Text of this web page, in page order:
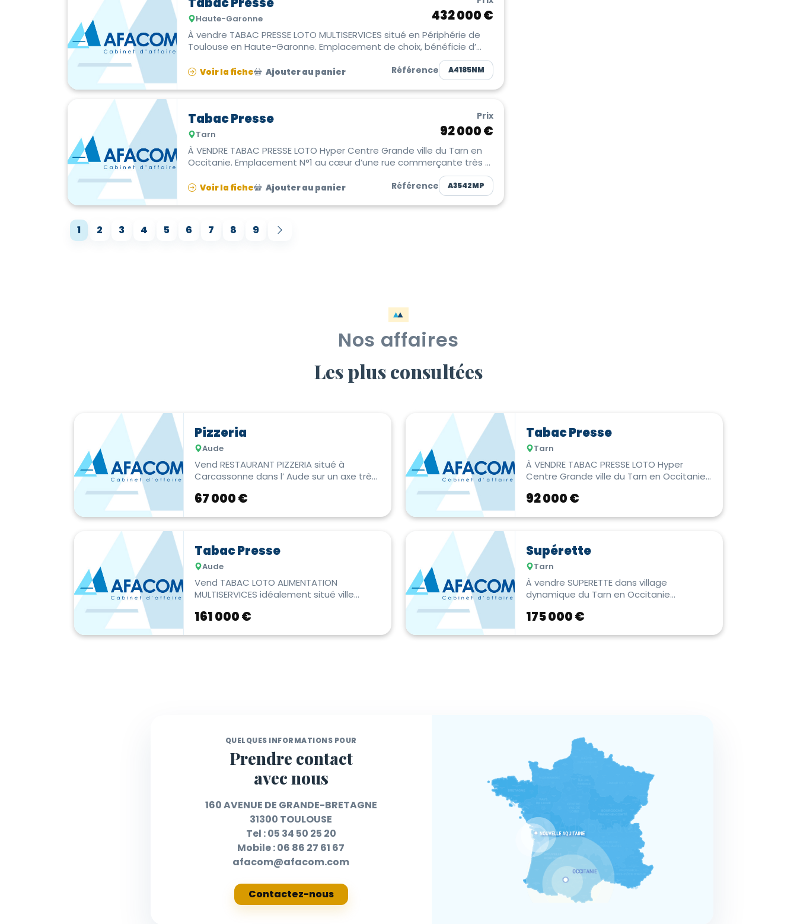
Haute-Garonne 432 000 €
À vendre TABAC PRESSE LOTO MULTISERVICES situé en Périphérie de
Toulouse en Haute-Garonne. Emplacement de choix, bénéficie d’...
Voir la fiche Ajouter au panier Référence A4185NM
Tabac Presse
Tarn
Prix
92 000 €
À VENDRE TABAC PRESSE LOTO Hyper Centre Grande ville du Tarn en
Occitanie. Emplacement N°1 au cœur d’une rue commerçante très ...
Voir la fiche Ajouter au panier Référence A3542MP
1 2 3 4 5 6 7 8 9
Nos affaires
Les plus consultées
Pizzeria
Aude
Vend RESTAURANT PIZZERIA situé à
Carcassonne dans l’ Aude sur un axe très
67 000 €
Tabac Presse
Tarn
À VENDRE TABAC PRESSE LOTO Hyper
Centre Grande ville du Tarn en Occitanie.
92 000 €
Tabac Presse
Aude
Vend TABAC LOTO ALIMENTATION
MULTISERVICES idéalement situé ville
161 000 €
Supérette
Tarn
À vendre SUPERETTE dans village
dynamique du Tarn en Occitanie
175 000 €
QUELQUES INFORMATIONS POUR
Prendre contact
avec nous
160 AVENUE DE GRANDE-BRETAGNE
31300 TOULOUSE
Tel :05 34 50 25 20
Mobile :06 86 27 61 67
afacom@afacom.com
Contactez-nous